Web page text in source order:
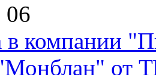
06
в компании
от